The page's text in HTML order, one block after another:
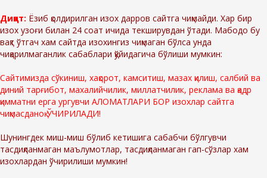
Диққат: Ёзиб қолдирилган изох дарров сайтга чиқмайди. Хар бир
изох узоғи билан 24 соат ичида текширувдан ўтади. Мабодо бу
вақт ўтгач хам сайтда изохингиз чиқмаган бўлса унда
чиқарилмаганлик сабаблари қўйидагича бўлиши мумкин:
Сайтимизда сўкиниш, хақорот, камситиш, мазах қилиш, салбий ва
диний тарғибот, махалийчилик, миллатчилик, реклама ва қадр
қимматни ерга ургувчи АЛОМАТЛАРИ БОР изохлар сайтга
чиқмасданоқ ЎЧИРИЛАДИ!
Шунингдек миш-миш бўлиб кетишига сабабчи бўлгувчи
тасдиқланмаган маълумотлар, тасдиқланмаган гап-сўзлар хам
изохлардан ўчирилиши мумкин!